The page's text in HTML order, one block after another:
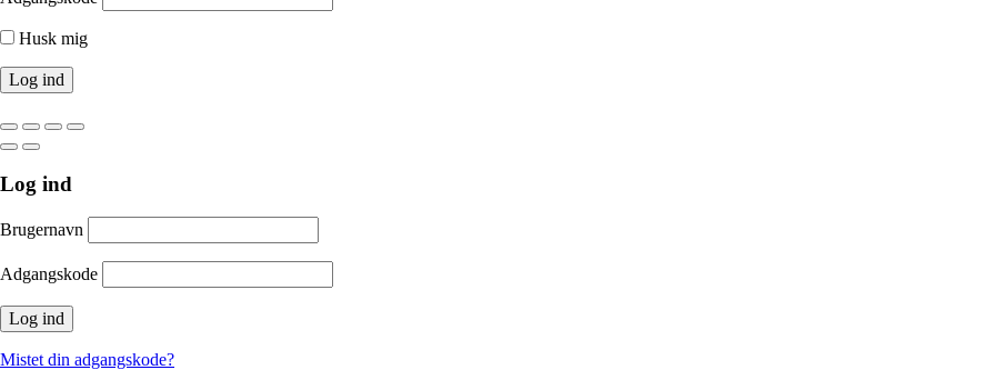
Husk mig
Log ind
Brugernavn
Adgangskode
Mistet din adgangskode?